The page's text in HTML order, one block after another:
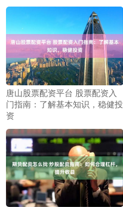
唐山股票配资平台 股票配资入
门指南：了解基本知识，稳健投
资